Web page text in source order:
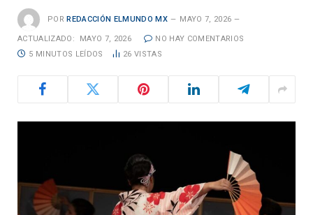
POR REDACCIÓN ELMUNDO MX MAYO 7, 2026
ACTUALIZADO: MAYO 7, 2026
NO HAY COMENTARIOS
5 MINUTOS LEÍDOS
26 VISTAS